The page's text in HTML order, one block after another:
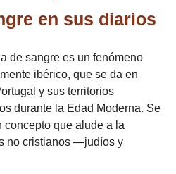
en sus diarios
de sangre es un fenómeno
ibérico, que se da en
y sus territorios
durante la Edad Moderna. Se
concepto que alude a la
no cristianos —judíos y